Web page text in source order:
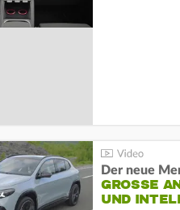
Der neue
GROSSE
ND